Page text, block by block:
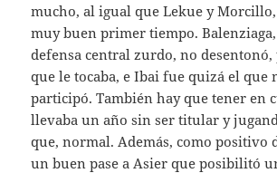
mucho, al igual que Lekue y
muy buen primer tiempo.
defensa central zurdo, no
que le tocaba, e Ibai fue quizá el que
participó. También hay que tener en
llevaba un año sin ser titular y
que, normal. Además, como positivo
un buen pase a Asier que posibilitó